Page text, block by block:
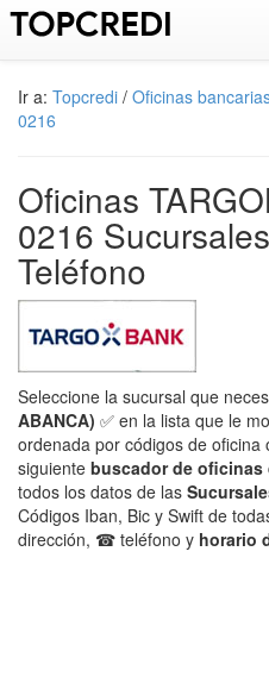
Ir a: Topcredi / Oficinas
0216
Oficinas
0216
Teléfono
Seleccione la sucursal que
ABANCA) ✅ en la lista que le
ordenada por códigos de oficina
siguiente buscador de oficinas
todos los datos de las
Códigos Iban, Bic y Swift de
dirección, ☎ teléfono y horario